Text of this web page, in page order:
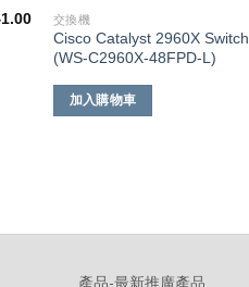
交換機
Cisco Catalyst 2960X Switch
(WS-C2960X-48FPD-L)
加入購物車
產品-最新推廣產品